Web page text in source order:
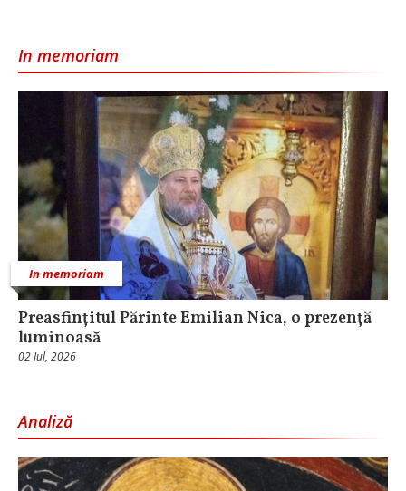
In memoriam
In memoriam
Preasfințitul Părinte Emilian Nica, o prezență
luminoasă
02 Iul, 2026
Analiză